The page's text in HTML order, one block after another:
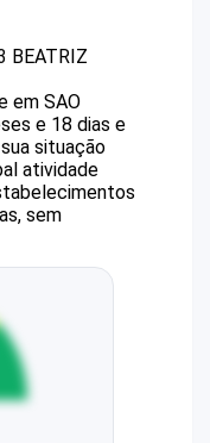
BEATRIZ
em SAO
e 18 dias e
situação
atividade
sem